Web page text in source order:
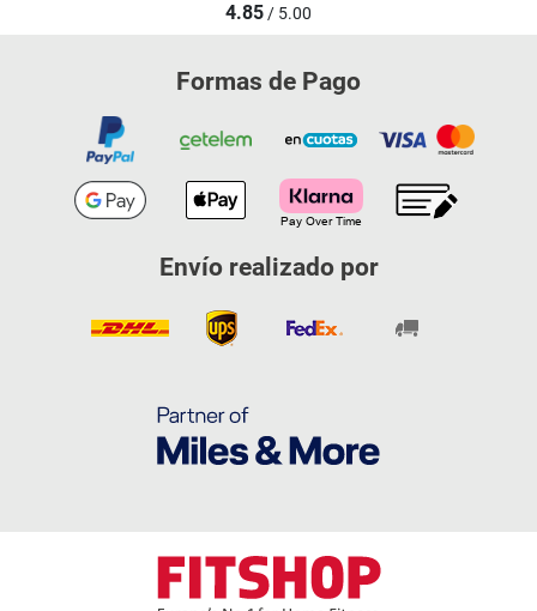
4.85/ 5.00
Formas de Pago
Envío realizado por